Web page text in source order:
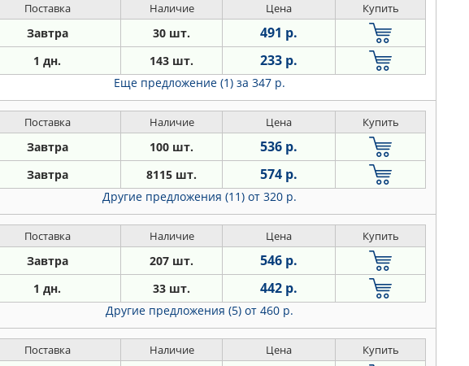
Поставка Наличие Цена Купить
Завтра 30 шт. 491 р.
1 дн. 143 шт. 233 р.
Еще предложение (1) за 347 р.
Поставка Наличие Цена Купить
Завтра 100 шт. 536 р.
Завтра 8115 шт. 574 р.
Другие предложения (11) от 320 р.
Поставка Наличие Цена Купить
Завтра 207 шт. 546 р.
1 дн. 33 шт. 442 р.
Другие предложения (5) от 460 р.
Поставка Наличие Цена Купить